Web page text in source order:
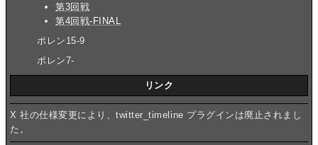
第3回戦
第4回戦-FINAL
ポレン15-9
ポレン7-
リンク
X 社の仕様変更により、twitter_timeline プラグインは廃止されまし
た。